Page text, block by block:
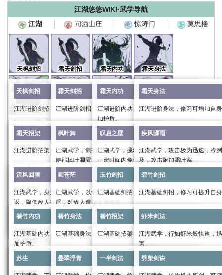
江湖悠悠WIKI·武学导航
江湖 问酒山庄 惊涛门 莫思楼
天枫剑招
天枫剑招
江湖进阶剑招，修习可提升自身武力，加强攻击伤害
武学类别：招式
剑意消耗：
攻击类型：/
武学效果：
武力：18
进阶效果：
武力0/6/19/39/66/99
霜天剑招
霜天剑招
江湖进阶剑招，修习可提升自身武力，加强攻击伤害
武学类别：招式
剑意消耗：
攻击类型： /
武学效果：
武力：18
进阶效果：
武力：0/6/19/39/66/99
霜天内功
霜天内功
江湖进阶内功，修习可提高自身气血上限，为
加护盾。
武学类别：
剑意消耗： /
攻击类型：/
武学效果：
气血系数：4.5
进入战斗时获得的护盾值：168
进阶效果：
内力：0/50/151/302/504/756
进入战斗时获得的护盾值：0/50/155/305/505/
霜天身法
霜天身法
江湖进阶身法，修习可增加自
武学类别：身法
剑意消耗：
攻击类型： /
武学效果：
身法：18
内防系数：1.0
进阶效果：
身法：0/6/19/39/66/99
霜天招架
霜天招架
江湖进阶招架，修习可增加自身定力，强化免伤
武学类别：招架
剑意消耗：
攻击类型：
/
武学效果：
根骨：10
招架系数： 24.16%
进阶效果：
根骨：0/33/99/198/330/495
枫叶舞
枫叶舞
江湖武学，剑扫寰宇，引枫叶翩翩，萦绕于侧，也可
使那枫叶凋零，化为尘土，加快自身行动条增长，可
提前取消
武学类别： buff
剑意消耗： 2
攻击类型：外攻
提高自身20% 行动增长速度，每次攻击额外造成
外攻伤害且降低叹息之壁10%调息时间，持
续四息。
持续期间，可以使用枫叶舞·凋零。
叹息之壁
叹息之壁
江湖武学，搅动落枫于身前，化作屏障，保护
一定时间内免伤
武学类别：
剑意消耗：4
武学效果：
攻伤害，持续两息
进阶效果：
0/5/15/25/45/55%概率立刻进行普通攻击
疾风骤雨
疾风骤雨
江湖武学，攻击极为迅速，冷
及，攻击附加霜叶寒
武学类别：
剑意消耗：4
武学效果：
霜叶寒：持续十二息，满4层后
25+50%内攻伤害和5%当前生
雪30%调息时间且添加一层霜
流风回雪
流风回雪
江湖武学，身形轻逸飘摇，在枫叶中腾挪，一击则
返，降低敌人行动条
武学类别：
剑意消耗：6
攻击类型：
武学效果：
画苍茫
画苍茫
江湖武学，以剑为笔，描绘那苍茫大地，画尽人世沉
浮，对敌人造成大量伤害。
武学类别：
终结技
剑意消耗：/
武学效果：
玉竹剑招
玉竹剑招
江湖基础剑招，修习可提升自身武力，加强攻
武学类别：招式
剑意消耗：
攻击类型：/
武学效果：
武力：16
碧竹剑招
碧竹剑招
江湖基础剑招，修习可提升自
武学类别：招式
剑意消耗：
攻击类型： /
武学效果：
武力：16
碧竹内功
碧竹内功
江湖基础内功，修习可提高自身气血上限，为自己添
加护盾。
武学类别：
剑意消耗： /
碧竹身法
碧竹身法
江湖基础身法，修习可增加自身防御。
武学类别：身法
剑意消耗：
攻击类型： /
碧竹招架
碧竹招架
江湖基础招架，修习可增加自身定力，强化免伤
武学类别：招架
剑意消耗：
攻击类型： /
虾米剑法
虾米剑法
江湖武学，行如虾米般快速，
害
武学类别：
剑意消耗：
3
苏生
苏生
叠翠浮青
叠翠浮青
一半剑法
一半剑法
劈柴剑诀
劈柴剑诀